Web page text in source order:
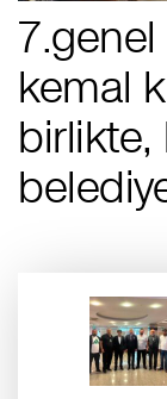
7.genel
kemal
birlikte,